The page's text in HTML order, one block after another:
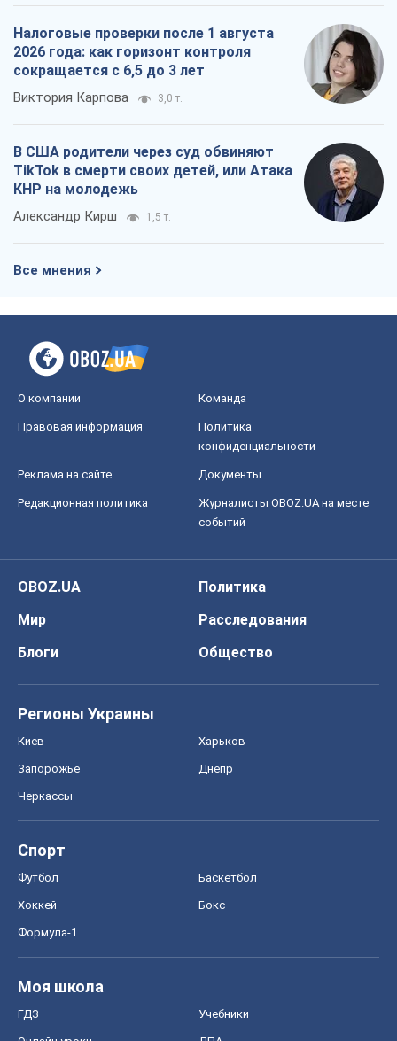
Налоговые проверки после 1 августа
2026 года: как горизонт контроля
сокращается с 6,5 до 3 лет
Виктория Карпова 3,0 т.
В США родители через суд обвиняют
TikTok в смерти своих детей, или Атака
КНР на молодежь
Александр Кирш 1,5 т.
Все мнения
О компании Команда
Правовая информация
Политика
конфиденциальности
Реклама на сайте Документы
Редакционная политика
Журналисты OBOZ.UA на месте
событий
OBOZ.UA
Политика
Мир
Расследования
Блоги
Общество
Регионы Украины
Киев Харьков
Запорожье Днепр
Черкассы
Спорт
Футбол Баскетбол
Хоккей Бокс
Формула-1
Моя школа
ГДЗ Учебники